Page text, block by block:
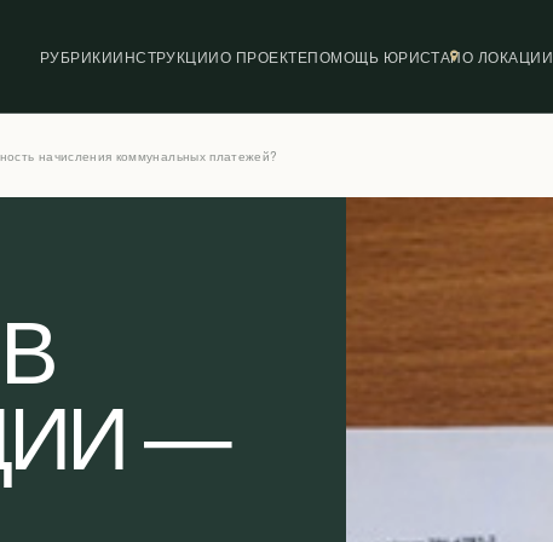
РУБРИКИИНСТРУКЦИИО ПРОЕКТЕПОМОЩЬ ЮРИСТАПО ЛОКАЦИИ
начисления коммунальных платежей?
—